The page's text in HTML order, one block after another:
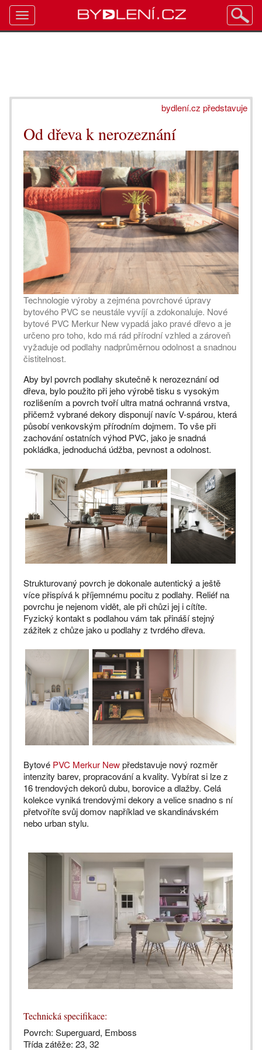
bydlení.cz představuje
Od dřeva k nerozeznání
Technologie výroby a zejména povrchové úpravy
bytového PVC se neustále vyvíjí a zdokonaluje. Nové
bytové PVC Merkur New vypadá jako pravé dřevo a je
určeno pro toho, kdo má rád přírodní vzhled a zároveň
vyžaduje od podlahy nadprůměrnou odolnost a snadnou
čistitelnost.
Aby byl povrch podlahy skutečně k nerozeznání od
dřeva, bylo použito při jeho výrobě tisku s vysokým
rozlišením a povrch tvoří ultra matná ochranná vrstva,
přičemž vybrané dekory disponují navíc V-spárou, která
působí venkovským přírodním dojmem. To vše při
zachování ostatních výhod PVC, jako je snadná
pokládka, jednoduchá údžba, pevnost a odolnost.
Strukturovaný povrch je dokonale autentický a ještě
více přispívá k příjemnému pocitu z podlahy. Reliéf na
povrchu je nejenom vidět, ale při chůzi jej i cítíte.
Fyzický kontakt s podlahou vám tak přináší stejný
zážitek z chůze jako u podlahy z tvrdého dřeva.
Bytové PVC Merkur Newpředstavuje nový rozměr
intenzity barev, propracování a kvality. Vybírat si lze z
16 trendových dekorů dubu, borovice a dlažby. Celá
kolekce vyniká trendovými dekory a velice snadno s ní
přetvoříte svůj domov například ve skandinávském
nebo urban stylu.
Technická specifikace:
Povrch: Superguard, Emboss
Třída zátěže: 23, 32
Toggle
navigation